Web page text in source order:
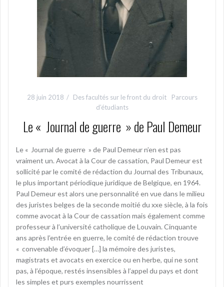
28 juin 2018 Des facultés sur le front du droit
Parcours
d’étudiants
Le « Journal de guerre » de Paul Demeur
Le « Journal de guerre » de Paul Demeur n’en est pas
vraiment un. Avocat à la Cour de cassation, Paul Demeur est
sollicité par le comité de rédaction du Journal des Tribunaux,
le plus important périodique juridique de Belgique, en 1964.
Paul Demeur est alors une personnalité en vue dans le milieu
des juristes belges de la seconde moitié du xxe siècle, à la fois
comme avocat à la Cour de cassation mais également comme
professeur à l’université catholique de Louvain. Cinquante
ans après l’entrée en guerre, le comité de rédaction trouve
« convenable d’évoquer […] la mémoire des juristes,
magistrats et avocats en exercice ou en herbe, qui ne sont
pas, à l’époque, restés insensibles à l’appel du pays et dont
les simples et purs exemples nourrissent